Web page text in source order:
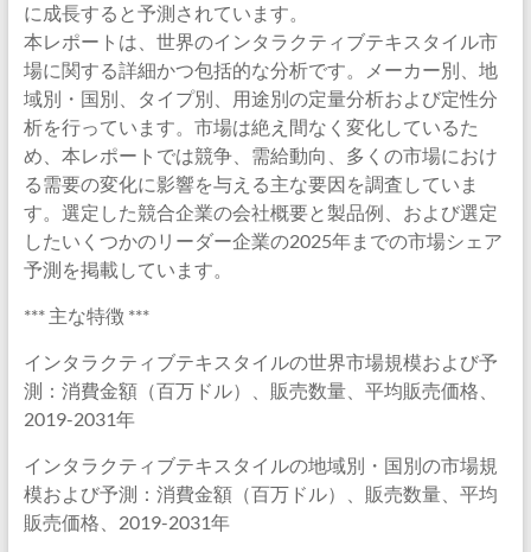
に成長すると予測されています。
本レポートは、世界のインタラクティブテキスタイル市
場に関する詳細かつ包括的な分析です。メーカー別、地
域別・国別、タイプ別、用途別の定量分析および定性分
析を行っています。市場は絶え間なく変化しているた
め、本レポートでは競争、需給動向、多くの市場におけ
る需要の変化に影響を与える主な要因を調査していま
す。選定した競合企業の会社概要と製品例、および選定
したいくつかのリーダー企業の2025年までの市場シェア
予測を掲載しています。
*** 主な特徴 ***
インタラクティブテキスタイルの世界市場規模および予
測：消費金額（百万ドル）、販売数量、平均販売価格、
2019-2031年
インタラクティブテキスタイルの地域別・国別の市場規
模および予測：消費金額（百万ドル）、販売数量、平均
販売価格、2019-2031年